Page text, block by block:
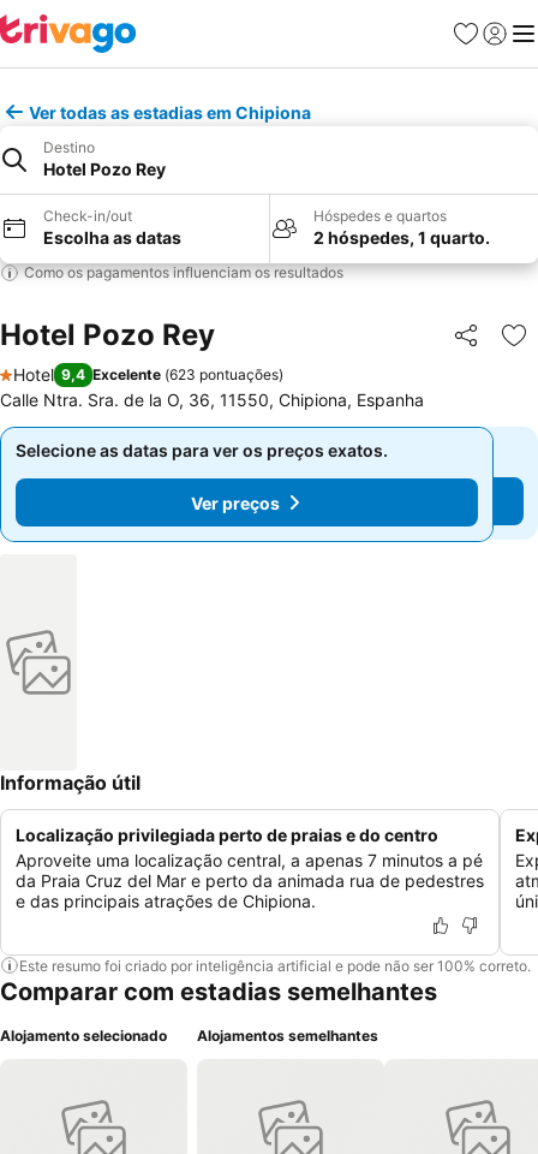
Favoritos
Iniciar
Ver todas as estadias em Chipiona
Destino
Hotel Pozo Rey
Check-in/out
Escolha as datas
Hóspedes e quartos
2 hóspedes, 1 quarto.
Como os pagamentos influenciam os resultados
Hotel Pozo Rey Partilhar
1 Estrelas
Hotel 9,4 Excelente (623 pontuações)
Calle Ntra. Sra. de la O, 36, 11550, Chipiona, Espanha
Selecione as datas para ver os preços exatos.
Ver preços
Selecione as datas para ver os preços exatos.
Ver preços
Informação útil
Localização privilegiada perto de praias e do centro
Aproveite uma localização central, a apenas 7 minutos a pé
da Praia Cruz del Mar e perto da animada rua de pedestres
e das principais atrações de Chipiona.
Este resumo foi criado por inteligência artificial e pode não ser 100% correto.
Comparar com estadias semelhantes
Alojamento selecionado Alojamentos semelhantes